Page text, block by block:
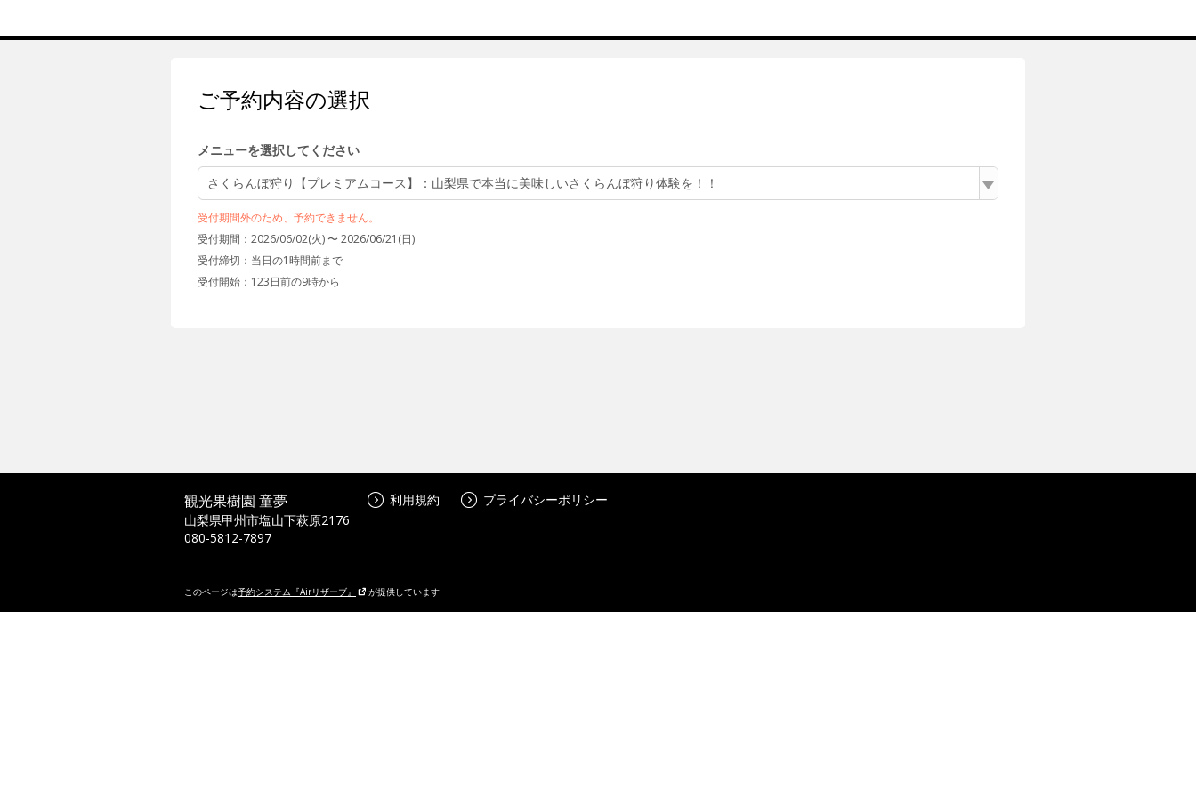
ご予約内容の選択
メニューを選択してください
さくらんぼ狩り【プレミアムコース】
：山梨県で本当に美味しいさくらんぼ狩り体験を！！
受付期間外のため、予約できません。
受付期間：2026/06/02(火) 〜 2026/06/21(日)
受付締切： 当日の1時間前まで
受付開始： 123日前の9時から
観光果樹園 童夢
山梨県甲州市塩山下萩原2176
080-5812-7897
利用規約 プライバシーポリシー
このページは予約システム『Airリザーブ』 が提供しています